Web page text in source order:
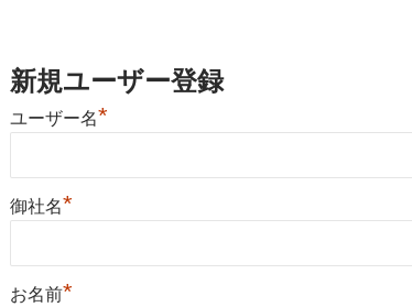
新規ユーザー登録
ユーザー名*
御社名*
お名前*